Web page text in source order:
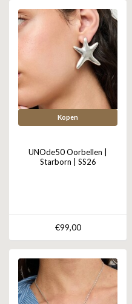
Kopen
UNOde50 Oorbellen |
Starborn | SS26
€99,00